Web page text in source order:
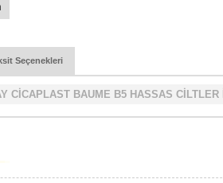
Seçenekleri
CİCAPLAST BAUME B5 HASSAS